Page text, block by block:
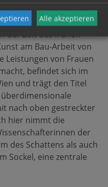
APOSTELN]“ macht mit
Apostolin in einer
der Zeit des frühen
am Bau-Arbeit von
Leistungen von Frauen
befindet sich im
und trägt den Titel
überdimensionale
nach oben gestreckter
hier nimmt die
der
des Schattens als auch
Sockel, eine zentrale
Alle akzeptieren